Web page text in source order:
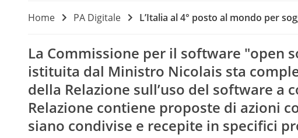
Home PA Digitale L’Italia al 4° posto al mondo per
La Commissione per il software "open
istituita dal Ministro Nicolais sta
della Relazione sull’uso del software a
Relazione contiene proposte di azioni
siano condivise e recepite in specifici